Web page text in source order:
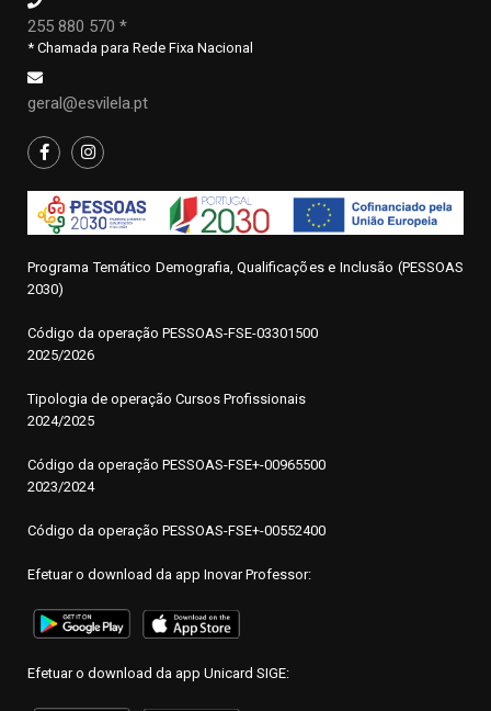
255 880 570 *
* Chamada para Rede Fixa Nacional
geral@esvilela.pt
Programa Temático Demografia, Qualificações e Inclusão (PESSOAS
2030)
Código da operação PESSOAS-FSE-03301500
2025/2026
Tipologia de operação Cursos Profissionais
2024/2025
Código da operação PESSOAS-FSE+-00965500
2023/2024
Código da operação PESSOAS-FSE+-00552400
Efetuar o download da app Inovar Professor:
Efetuar o download da app Unicard SIGE: